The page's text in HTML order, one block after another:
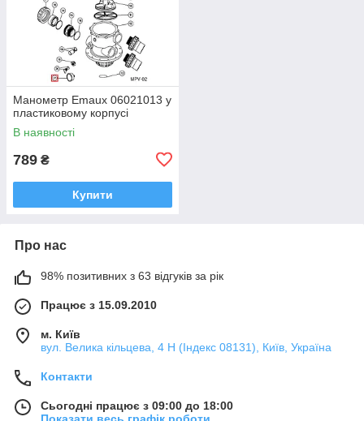
Манометр Emaux 06021013 у
пластиковому корпусі
В наявності
789 ₴
Купити
Про нас
98% позитивних з 63 відгуків за рік
Працює з 15.09.2010
м. Київ
вул. Велика кільцева, 4 Н (Індекс 08131), Київ, Україна
Контакти
Сьогодні працює з 09:00 до 18:00
Показати весь графік роботи